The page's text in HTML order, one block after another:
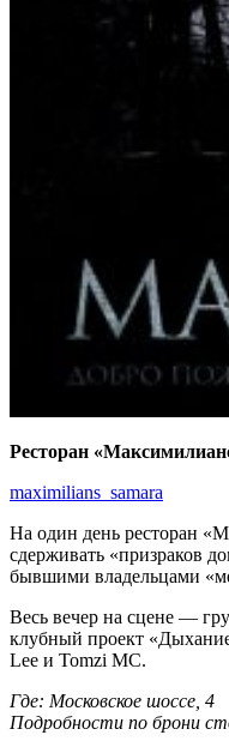
Ресторан
maximilians_samara
На один день ресторан
сдерживать «призраков
бывшими владельцами
Весь вечер на сцене —
клубный проект
Lee и Tomzi MC.
Где: Московское шоссе, 4
Подробности по брони